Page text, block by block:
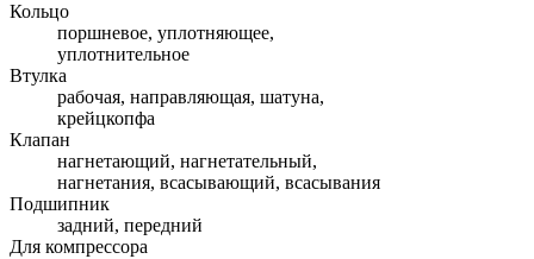
Кольцо
поршневое, уплотняющее,
уплотнительное
Втулка
рабочая, направляющая, шатуна,
крейцкопфа
Клапан
нагнетающий, нагнетательный,
нагнетания, всасывающий, всасывания
Подшипник
задний, передний
Для компрессора